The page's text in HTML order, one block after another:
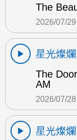
The
2026/07/29
星光燦爛
The
AM
2026/07/28
星光燦爛